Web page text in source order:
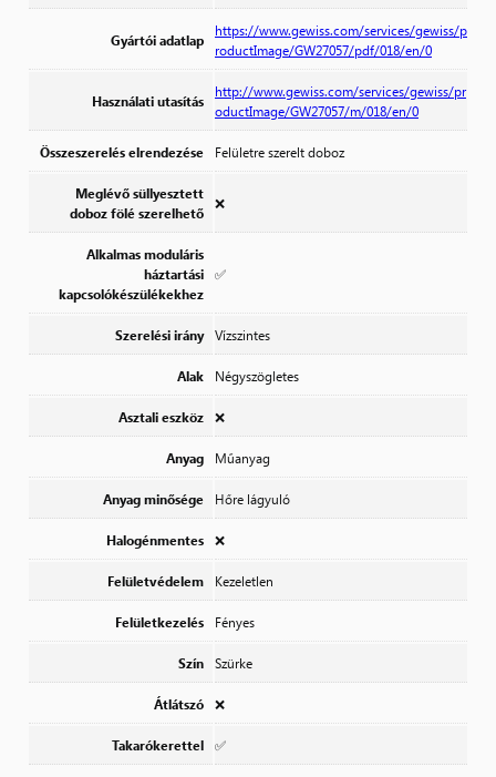
Gyártói adatlap
https://www.gewiss.com/services/gewiss/p
roductImage/GW27057/pdf/018/en/0
Használati utasítás
http://www.gewiss.com/services/gewiss/pr
oductImage/GW27057/m/018/en/0
Összeszerelés elrendezése Felületre szerelt doboz
Meglévő süllyesztett
doboz fölé szerelhető
❌
Alkalmas moduláris
háztartási
kapcsolókészülékekhez
✅
Szerelési irány Vízszintes
Alak Négyszögletes
Asztali eszköz ❌
Anyag Műanyag
Anyag minősége Hőre lágyuló
Halogénmentes ❌
Felületvédelem Kezeletlen
Felületkezelés Fényes
Szín Szürke
Átlátszó ❌
Takarókerettel ✅